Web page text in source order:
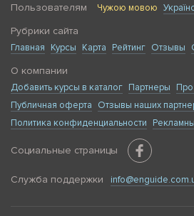
Пользователям Чужою мовою
Рубрики сайта
Главная Курсы Карта Рейтинг Отзывы
О компании
Добавить курсы в каталог Партнеры
Публичная оферта
Отзывы наших
Политика конфиденциальности
Социальные страницы
Служба поддержки